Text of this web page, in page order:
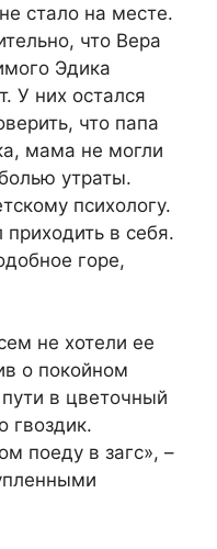
стало на месте.
что Вера
Эдика
У них остался
что папа
мама не могли
утраты.
психологу.
в себя.
горе,
не хотели ее
о покойном
в цветочный
гвоздик.
поеду в загс», –